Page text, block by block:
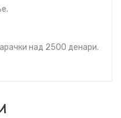
над 2500 денари.